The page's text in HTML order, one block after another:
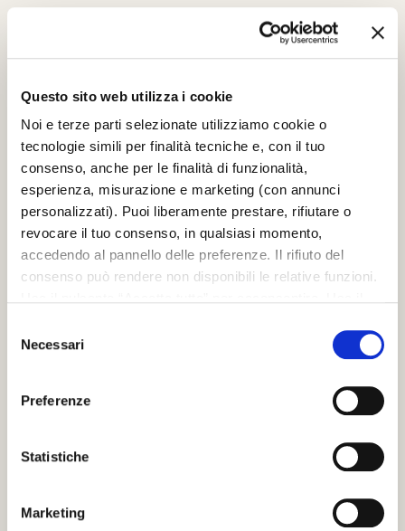
Questo sito web utilizza i cookie
Noi e terze parti selezionate utilizziamo cookie o
tecnologie simili per finalità tecniche e, con il tuo
consenso, anche per le finalità di funzionalità,
esperienza, misurazione e marketing (con annunci
personalizzati). Puoi liberamente prestare, rifiutare o
revocare il tuo consenso, in qualsiasi momento,
accedendo al pannello delle preferenze. Il rifiuto del
consenso può rendere non disponibili le relative funzioni.
Leggi laCookie policy
delNecessari
Preferenze
Statistiche
Marketing
FAQ
PRODOTTI
Controtelai per porte scorrevoli filo muro
Controtelai per porte scorrevoli con stipiti
Porte scorrevoli in legno
Porte scorrevoli in vetro
Porte scorrevoli speciali
Porte battenti in legno
Porte battenti in vetro
Porte battenti speciali
Governance team
Scrignolab
News
Dove acquistare
Architetti e progettisti